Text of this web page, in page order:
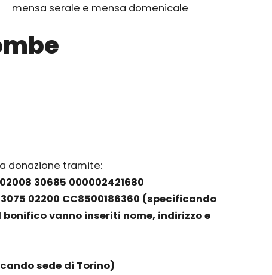
mensa serale e mensa domenicale
donazione tramite:
30685 000002421680
02200 CC8500186360 (specificando
vanno inseriti nome, indirizzo e
sede di Torino)